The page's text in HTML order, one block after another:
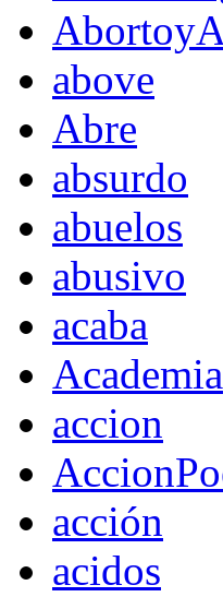
above
Abre
absurdo
abuelos
abusivo
acaba
Academia
accion
acción
acidos